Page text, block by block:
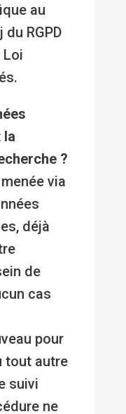
au
RGPD
Loi
la
?
via
déjà
de
cas
pour
tout autre
suivi
ne